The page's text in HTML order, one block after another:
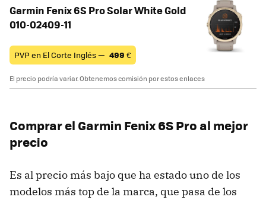
Garmin Fenix 6S Pro Solar White Gold
010-02409-11
PVP en El Corte Inglés — 499 €
El precio podría variar. Obtenemos comisión por estos enlaces
Comprar el Garmin Fenix 6S Pro al mejor
precio
Es al precio más bajo que ha estado uno de los
modelos más top de la marca, que pasa de los